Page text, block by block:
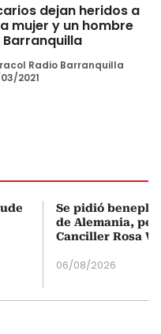
dejan heridos a
mujer y un hombre
Barranquilla
Radio Barranquilla
2021
Se pidió
de Alemania,
Canciller Rosa
06/08/2026